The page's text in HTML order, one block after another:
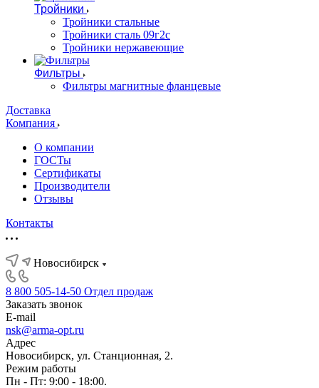
Тройники
Тройники стальные
Тройники сталь 09г2с
Тройники нержавеющие
Фильтры
Фильтры магнитные фланцевые
Доставка
Компания
О компании
ГОСТы
Сертификаты
Производители
Отзывы
Контакты
Новосибирск
8 800 505-14-50 Отдел продаж
Заказать звонок
E-mail
nsk@arma-opt.ru
Адрес
Новосибирск, ул. Станционная, 2.
Режим работы
Пн - Пт: 9:00 - 18:00.